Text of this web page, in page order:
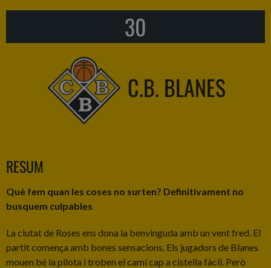
30
C.B. BLANES
RESUM
Què fem quan les coses no surten? Definitivament no
busquem culpables
La ciutat de Roses ens dona la benvinguda amb un vent fred. El
partit comença amb bones sensacions. Els jugadors de Blanes
mouen bé la pilota i troben el camí cap a cistella fàcil. Però